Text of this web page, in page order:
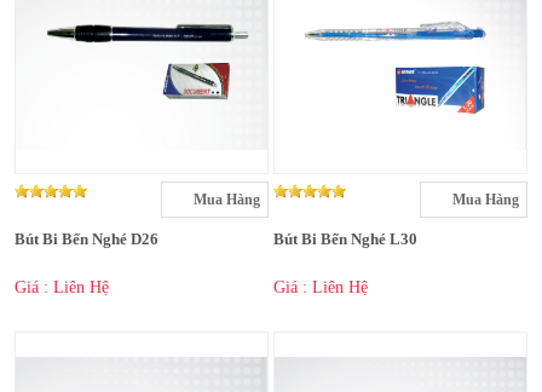
Mua Hàng
Bút Bi Bến Nghé D26
Giá : Liên Hệ
Mua Hàng
Bút Bi Bến Nghé L30
Giá : Liên Hệ